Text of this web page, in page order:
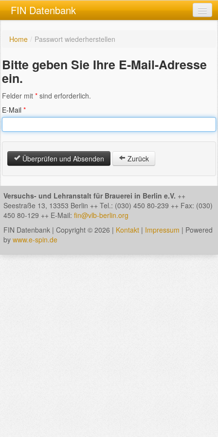
FIN Datenbank
Home / Passwort wiederherstellen
Bitte geben Sie Ihre E-Mail-Adresse
ein.
Felder mit * sind erforderlich.
E-Mail *
Überprüfen und Absenden Zurück
Versuchs- und Lehranstalt für Brauerei in Berlin e.V. ++
Seestraße 13, 13353 Berlin ++ Tel.: (030) 450 80-239 ++ Fax: (030)
450 80-129 ++ E-Mail: fin@vlb-berlin.org
FIN Datenbank | Copyright © 2026 | Kontakt | Impressum | Powered
by www.e-spin.de